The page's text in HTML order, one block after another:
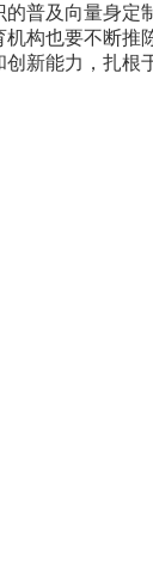
及向量身定
构也要不断
新能力，扎